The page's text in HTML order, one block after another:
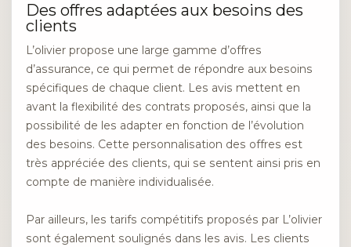
Des offres adaptées aux besoins des
clients
L’olivier propose une large gamme d’offres
d’assurance, ce qui permet de répondre aux besoins
spécifiques de chaque client. Les avis mettent en
avant la flexibilité des contrats proposés, ainsi que la
possibilité de les adapter en fonction de l’évolution
des besoins. Cette personnalisation des offres est
très appréciée des clients, qui se sentent ainsi pris en
compte de manière individualisée.
Par ailleurs, les tarifs compétitifs proposés par L’olivier
sont également soulignés dans les avis. Les clients